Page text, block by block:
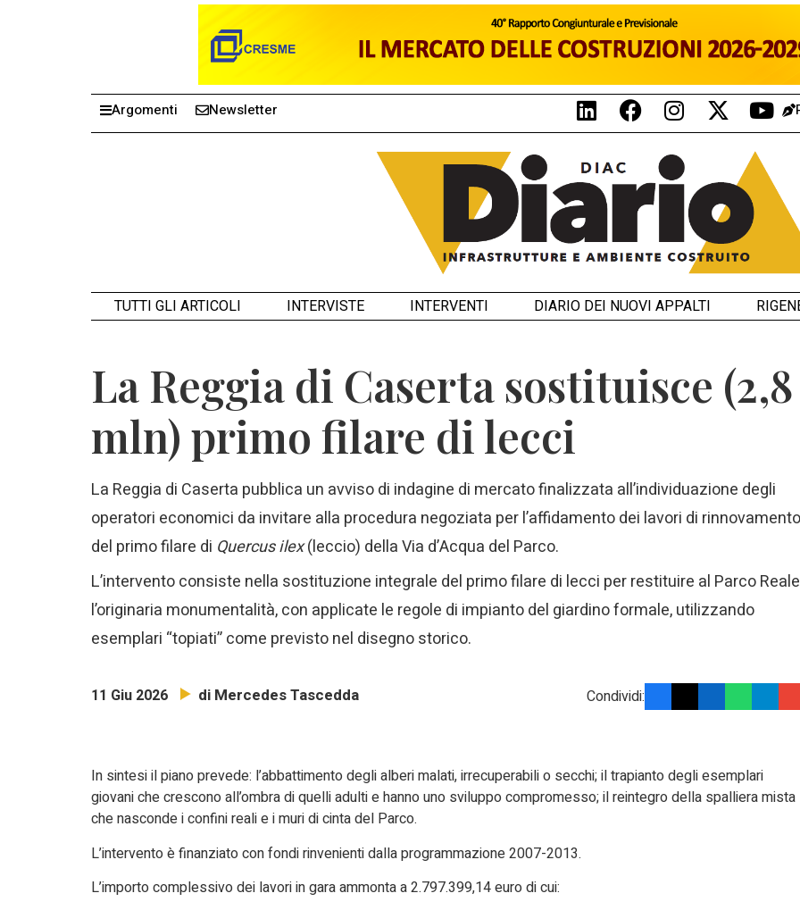
Argomenti Newsletter
TUTTI GLI ARTICOLI INTERVISTE INTERVENTI DIARIO DEI NUOVI APPALTI
La Reggia di Caserta sostituisce (2,8
mln) primo filare di lecci
La Reggia di Caserta pubblica un avviso di indagine di mercato finalizzata all’individuazione degli
operatori economici da invitare alla procedura negoziata per l’affidamento dei lavori di rinnovamento
del primo filare di Quercus ilex(leccio) della Via d’Acqua del Parco.
L’intervento consiste nella sostituzione integrale del primo filare di lecci per restituire al Parco Reale
l’originaria monumentalità, con applicate le regole di impianto del giardino formale, utilizzando
esemplari “topiati” come previsto nel disegno storico.
11 Giu 2026 di Mercedes Tascedda Condividi:
In sintesi il piano prevede: l’abbattimento degli alberi malati, irrecuperabili o secchi; il trapianto degli esemplari
giovani che crescono all’ombra di quelli adulti e hanno uno sviluppo compromesso; il reintegro della spalliera mista
che nasconde i confini reali e i muri di cinta del Parco.
L’intervento è finanziato con fondi rinvenienti dalla programmazione 2007-2013.
L’importo complessivo dei lavori in gara ammonta a 2.797.399,14 euro di cui: